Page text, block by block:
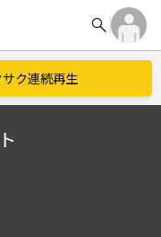
search
ク連続再生